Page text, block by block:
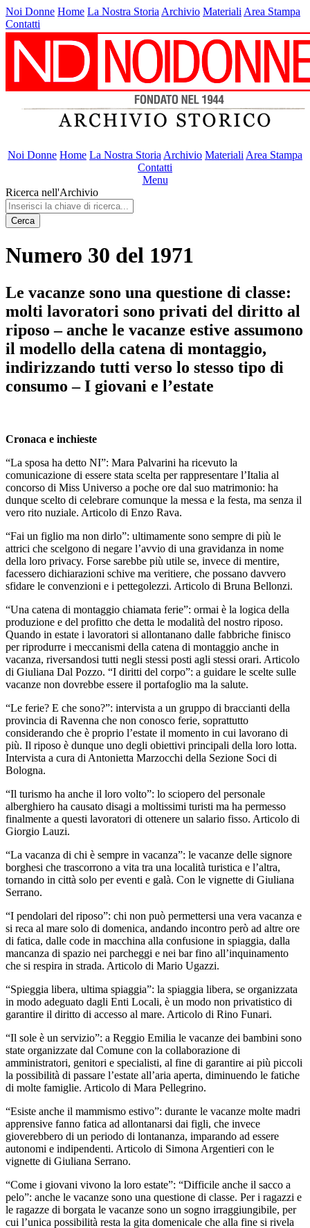
Noi Donne Home La Nostra Storia Archivio Materiali Area Stampa
Contatti
Noi Donne Home La Nostra Storia Archivio Materiali Area Stampa
Contatti
Menu
Ricerca nell'Archivio
Cerca
Numero 30 del 1971
Le vacanze sono una questione di classe:
molti lavoratori sono privati del diritto al
riposo – anche le vacanze estive assumono
il modello della catena di montaggio,
indirizzando tutti verso lo stesso tipo di
consumo – I giovani e l’estate
Cronaca e inchieste
“La sposa ha detto NI”: Mara Palvarini ha ricevuto la
comunicazione di essere stata scelta per rappresentare l’Italia al
concorso di Miss Universo a poche ore dal suo matrimonio: ha
dunque scelto di celebrare comunque la messa e la festa, ma senza il
vero rito nuziale. Articolo di Enzo Rava.
“Fai un figlio ma non dirlo”: ultimamente sono sempre di più le
attrici che scelgono di negare l’avvio di una gravidanza in nome
della loro privacy. Forse sarebbe più utile se, invece di mentire,
facessero dichiarazioni schive ma veritiere, che possano davvero
sfidare le convenzioni e i pettegolezzi. Articolo di Bruna Bellonzi.
“Una catena di montaggio chiamata ferie”: ormai è la logica della
produzione e del profitto che detta le modalità del nostro riposo.
Quando in estate i lavoratori si allontanano dalle fabbriche finisco
per riprodurre i meccanismi della catena di montaggio anche in
vacanza, riversandosi tutti negli stessi posti agli stessi orari. Articolo
di Giuliana Dal Pozzo. “I diritti del corpo”: a guidare le scelte sulle
vacanze non dovrebbe essere il portafoglio ma la salute.
“Le ferie? E che sono?”: intervista a un gruppo di braccianti della
provincia di Ravenna che non conosco ferie, soprattutto
considerando che è proprio l’estate il momento in cui lavorano di
più. Il riposo è dunque uno degli obiettivi principali della loro lotta.
Intervista a cura di Antonietta Marzocchi della Sezione Soci di
Bologna.
“Il turismo ha anche il loro volto”: lo sciopero del personale
alberghiero ha causato disagi a moltissimi turisti ma ha permesso
finalmente a questi lavoratori di ottenere un salario fisso. Articolo di
Giorgio Lauzi.
“La vacanza di chi è sempre in vacanza”: le vacanze delle signore
borghesi che trascorrono a vita tra una località turistica e l’altra,
tornando in città solo per eventi e galà. Con le vignette di Giuliana
Serrano.
“I pendolari del riposo”: chi non può permettersi una vera vacanza e
si reca al mare solo di domenica, andando incontro però ad altre ore
di fatica, dalle code in macchina alla confusione in spiaggia, dalla
mancanza di spazio nei parcheggi e nei bar fino all’inquinamento
che si respira in strada. Articolo di Mario Ugazzi.
“Spieggia libera, ultima spiaggia”: la spiaggia libera, se organizzata
in modo adeguato dagli Enti Locali, è un modo non privatistico di
garantire il diritto di accesso al mare. Articolo di Rino Funari.
“Il sole è un servizio”: a Reggio Emilia le vacanze dei bambini sono
state organizzate dal Comune con la collaborazione di
amministratori, genitori e specialisti, al fine di garantire ai più piccoli
la possibilità di passare l’estate all’aria aperta, diminuendo le fatiche
di molte famiglie. Articolo di Mara Pellegrino.
“Esiste anche il mammismo estivo”: durante le vacanze molte madri
apprensive fanno fatica ad allontanarsi dai figli, che invece
gioverebbero di un periodo di lontananza, imparando ad essere
autonomi e indipendenti. Articolo di Simona Argentieri con le
vignette di Giuliana Serrano.
“Come i giovani vivono la loro estate”: “Difficile anche il sacco a
pelo”: anche le vacanze sono una questione di classe. Per i ragazzi e
le ragazze di borgata le vacanze sono un sogno irraggiungibile, per
cui l’unica possibilità resta la gita domenicale che alla fine si rivela